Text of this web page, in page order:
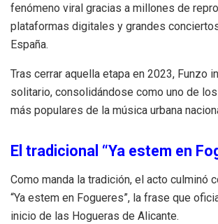
fenómeno viral gracias a millones de
plataformas digitales y grandes
España.
Tras cerrar aquella etapa en 2023, Funzo
solitario, consolidándose como uno de
más populares de la música urbana
El tradicional “Ya estem en
Como manda la tradición, el acto culminó
“Ya estem en Fogueres”, la frase que
inicio de las Hogueras de Alicante.